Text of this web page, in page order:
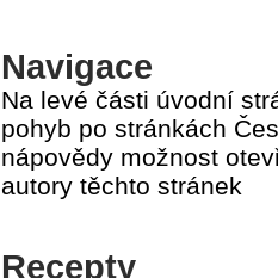
Navigace
Na levé části úvodní
pohyb po stránkách
nápovědy možnost
autory těchto stránek
Recepty